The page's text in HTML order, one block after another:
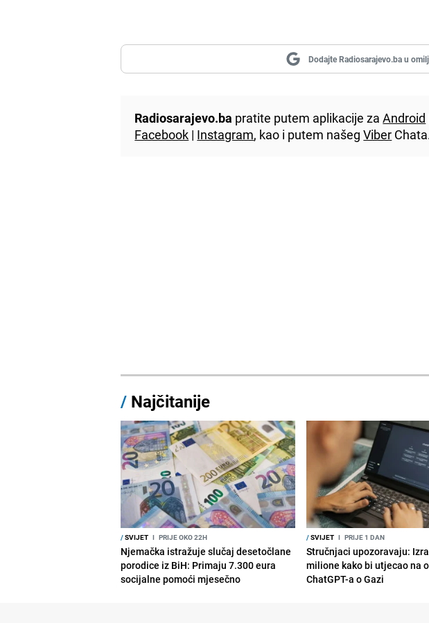
Dodajte Radiosarajevo.ba u
Radiosarajevo.ba pratite putem aplikacije zaAndroid
Facebook | Instagram, kao i putem našegViber
/ Najčitanije
/SVIJET I PRIJE OKO 22H
Njemačka istražuje slučaj desetočlane
porodice iz BiH: Primaju 7.300 eura
socijalne pomoći mjesečno
/SVIJET I PRIJE 1 DAN
Stručnjaci upozoravaju:
milione kako bi utjecao na
ChatGPT-a o Gazi